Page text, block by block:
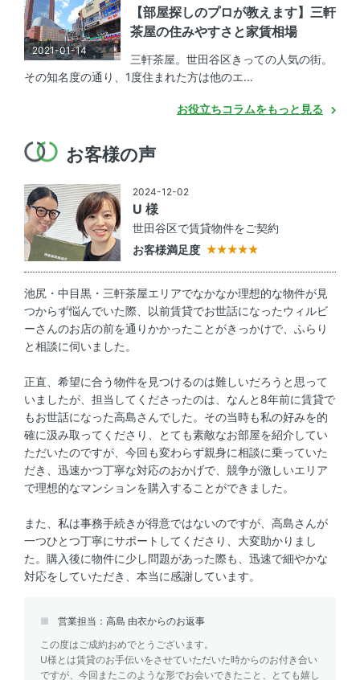
2021-01-14
【部屋探しのプロが教えます】三軒
茶屋の住みやすさと家賃相場
三軒茶屋。世田谷区きっての人気の街。
その知名度の通り、1度住まれた方は他のエ...
お役立ちコラムをもっと見る
お客様の声
2024-12-02
U 様
世田谷区で賃貸物件をご契約
お客様満足度
池尻・中目黒・三軒茶屋エリアでなかなか理想的な物件が見
つからず悩んでいた際、以前賃貸でお世話になったウィルビ
ーさんのお店の前を通りかかったことがきっかけで、ふらり
と相談に伺いました。
正直、希望に合う物件を見つけるのは難しいだろうと思って
いましたが、担当してくださったのは、なんと8年前に賃貸で
もお世話になった高島さんでした。その当時も私の好みを的
確に汲み取ってくださり、とても素敵なお部屋を紹介してい
ただいたのですが、今回も変わらず親身に相談に乗っていた
だき、迅速かつ丁寧な対応のおかげで、競争が激しいエリア
で理想的なマンションを購入することができました。
また、私は事務手続きが得意ではないのですが、高島さんが
一つひとつ丁寧にサポートしてくださり、大変助かりまし
た。購入後に物件に少し問題があった際も、迅速で細やかな
対応をしていただき、本当に感謝しています。
営業担当：高島 由衣からのお返事
この度はご成約おめでとうございます。
U様とは賃貸のお手伝いをさせていただいた時からのお付き合い
ですが、今回またこのような形でお会いできたこと、とても嬉し